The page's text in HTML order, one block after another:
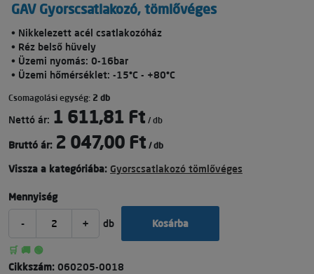
GAV Gyorscsatlakozó, tömlővéges
• Nikkelezett acél csatlakozóház
• Réz belső hüvely
• Üzemi nyomás: 0-16bar
• Üzemi hőmérséklet: -15°C - +80°C
Csomagolási egység: 2 db
Nettó ár: 1 611,81 Ft / db
Bruttó ár: 2 047,00 Ft / db
Vissza a kategóriába: Gyorscsatlakozó tömlővéges
Mennyiség
- + db Kosárba
🛒 🚚 🟢
Cikkszám: 060205-0018